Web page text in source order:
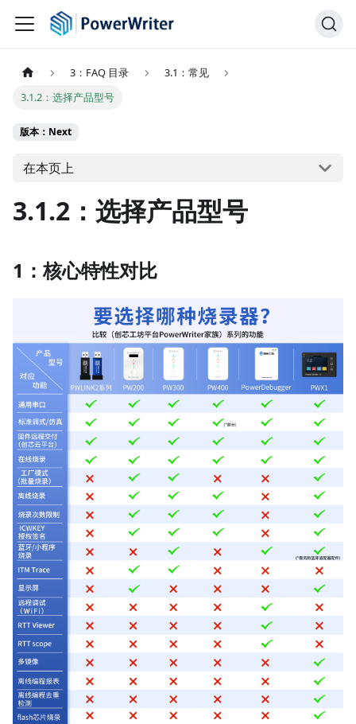
3：FAQ 目录
3.1：常见
3.1.2：选择产品型号
版本：Next
在本页上
3.1.2：选择产品型号
1：核心特性对比